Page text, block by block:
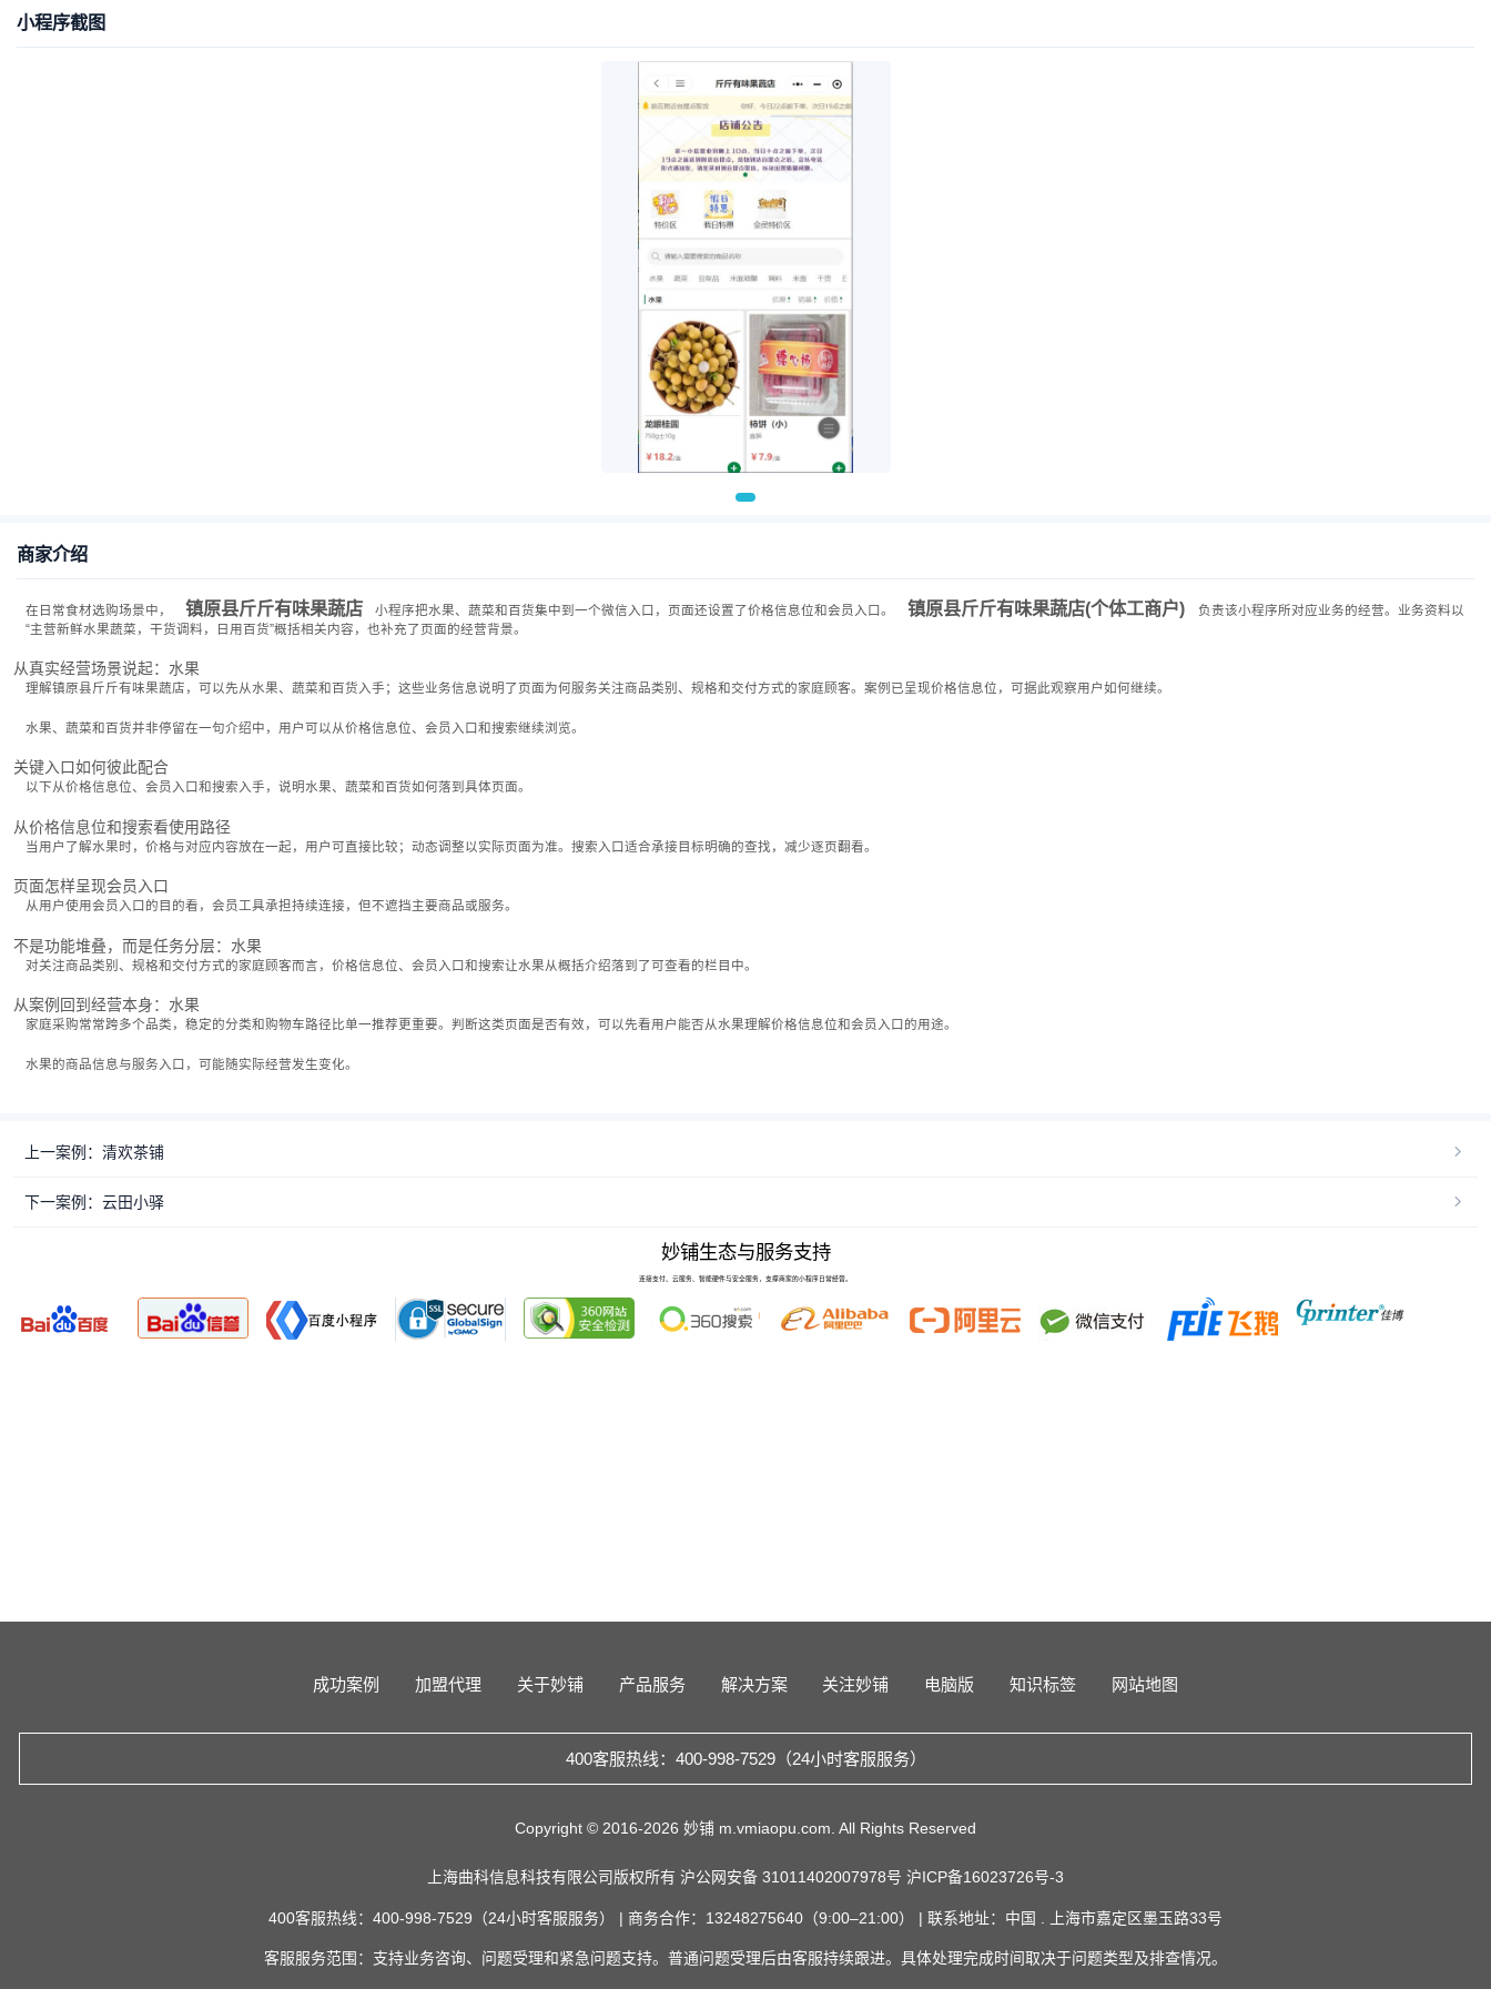
小程序截图
商家介绍
在日常食材选购场景中， 镇原县斤斤有味果蔬店 小程序把水果、蔬菜和百货集中到一个微信入口，页面还设置了价格信息位和会员入口。 镇原县斤斤有味果蔬店(个体工商户)
负责该小程序所对应业务的经营。业务资料以
“主营新鲜水果蔬菜，干货调料，日用百货”概括相关内容，也补充了页面的经营背景。
从真实经营场景说起：水果
理解镇原县斤斤有味果蔬店，可以先从水果、蔬菜和百货入手；这些业务信息说明了页面为何服务关注商品类别、规格和交付方式的家庭顾客。案例已呈现价格信息位，可据此观察用户如何继续。
水果、蔬菜和百货并非停留在一句介绍中，用户可以从价格信息位、会员入口和搜索继续浏览。
关键入口如何彼此配合
以下从价格信息位、会员入口和搜索入手，说明水果、蔬菜和百货如何落到具体页面。
从价格信息位和搜索看使用路径
当用户了解水果时，价格与对应内容放在一起，用户可直接比较；动态调整以实际页面为准。搜索入口适合承接目标明确的查找，减少逐页翻看。
页面怎样呈现会员入口
从用户使用会员入口的目的看，会员工具承担持续连接，但不遮挡主要商品或服务。
不是功能堆叠，而是任务分层：水果
对关注商品类别、规格和交付方式的家庭顾客而言，价格信息位、会员入口和搜索让水果从概括介绍落到了可查看的栏目中。
从案例回到经营本身：水果
家庭采购常常跨多个品类，稳定的分类和购物车路径比单一推荐更重要。判断这类页面是否有效，可以先看用户能否从水果理解价格信息位和会员入口的用途。
水果的商品信息与服务入口，可能随实际经营发生变化。
上一案例：清欢茶铺
下一案例：云田小驿
妙铺生态与服务支持
连接支付、云服务、智能硬件与安全服务，支撑商家的小程序日常经营。
成功案例 加盟代理 关于妙铺 产品服务 解决方案 关注妙铺 电脑版 知识标签 网站地图
400客服热线：400-998-7529（24小时客服服务）
Copyright © 2016-2026 妙铺 m.vmiaopu.com. All Rights Reserved
上海曲科信息科技有限公司版权所有 沪公网安备 31011402007978号 沪ICP备16023726号-3
400客服热线：400-998-7529（24小时客服服务） | 商务合作：13248275640（9:00–21:00） | 联系地址：中国 . 上海市嘉定区墨玉路33号
客服服务范围：支持业务咨询、问题受理和紧急问题支持。普通问题受理后由客服持续跟进。具体处理完成时间取决于问题类型及排查情况。